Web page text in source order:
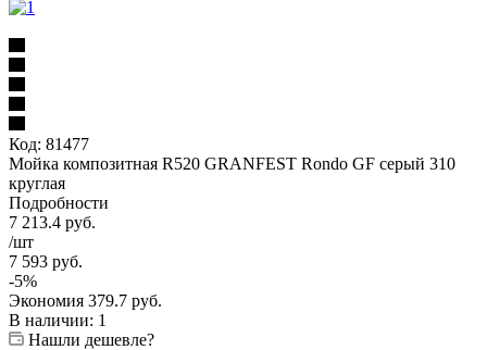
Код: 81477
Мойка композитная R520 GRANFEST Rondo GF серый 310
круглая
Подробности
7 213.4 руб.
/шт
7 593 руб.
-5%
Экономия 379.7 руб.
В наличии: 1
Нашли дешевле?